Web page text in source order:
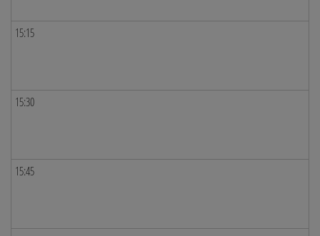
15:15
15:30
15:45